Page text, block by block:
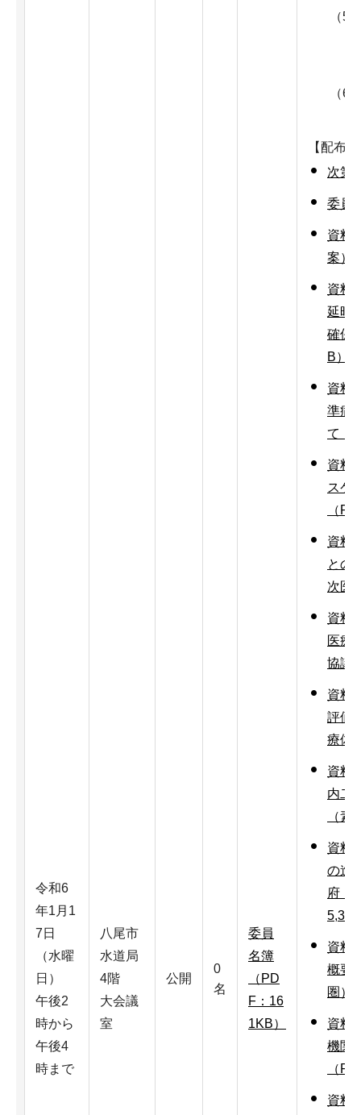
令和6
年1月1
7日
（水曜
日）
午後2
時から
午後4
時まで
八尾市
水道局
4階
大会議
室
公開
0
名
委員
名簿
（PD
F：16
1KB）
（5
（6
【配布
次第
委員
資料
案）
資料
延時
確保
B）
資料
準病
て（
資料
スケ
（
資料
との
次医
資料
医療
協議
資料
評価
療体
資料
内二
（
資料
の進
府・
資料
概要
圏）
資料
機関
（
資料